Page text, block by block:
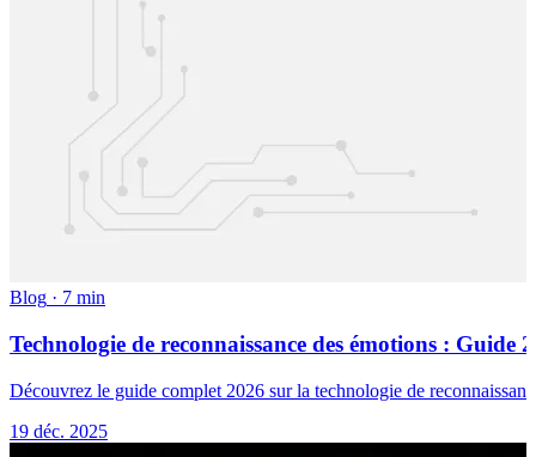
Blog · 7 min
Technologie de reconnaissance des émotions :
Découvrez le guide complet 2026 sur la technologie de
19 déc. 2025